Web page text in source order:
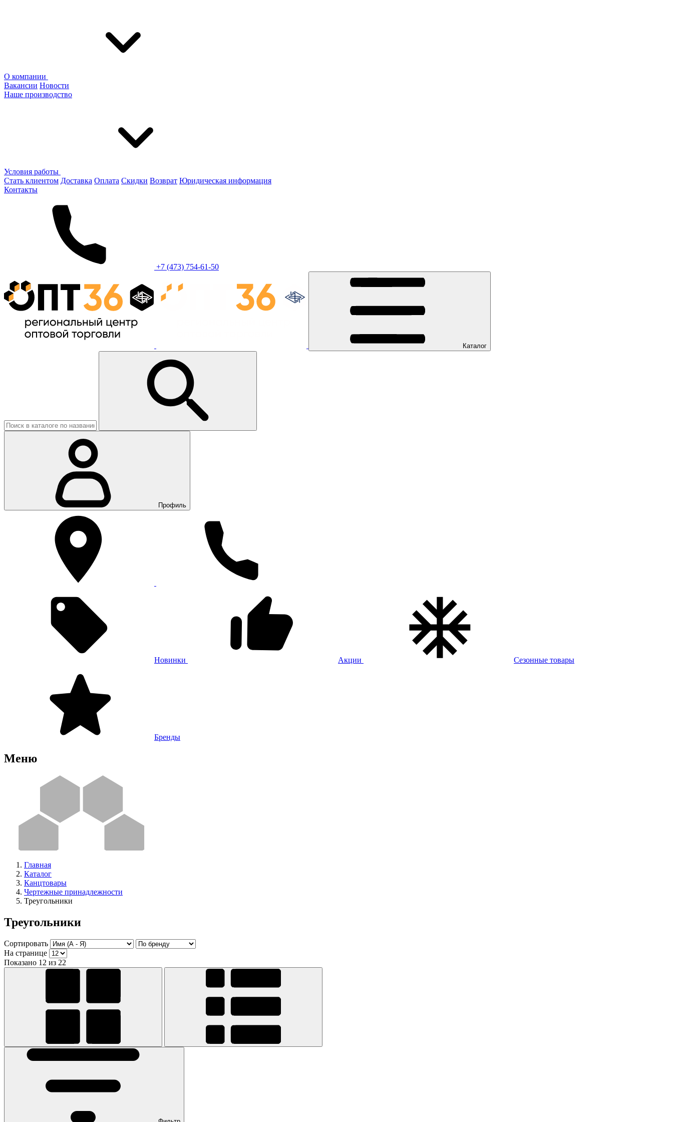
О компании
Вакансии Новости
Наше производство
Условия работы
Стать клиентом Доставка Оплата Скидки Возврат Юридическая информация
Контакты
+7 (473) 754-61-50
Каталог
Профиль
Новинки Акции Сезонные товары
Бренды
Меню
Главная
Каталог
Канцтовары
Чертежные принадлежности
Треугольники
Треугольники
Сортировать
На странице
Показано 12 из 22